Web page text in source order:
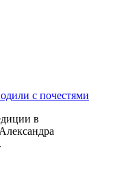
с почестями
в